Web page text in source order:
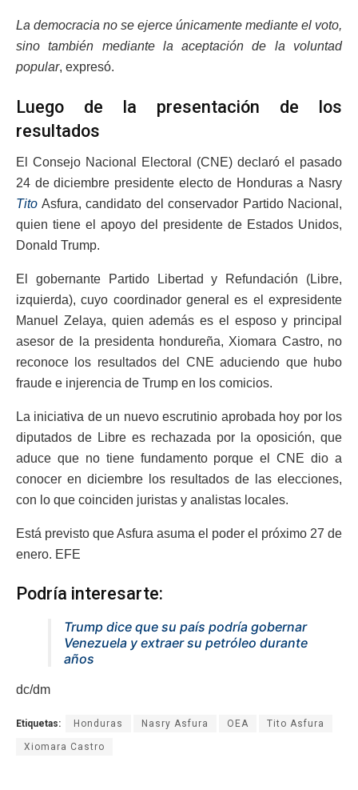
La democracia no se ejerce únicamente mediante el voto,
sino también mediante la aceptación de la voluntad
popular, expresó.
Luego de la presentación de los
resultados
El Consejo Nacional Electoral (CNE) declaró el pasado
24 de diciembre presidente electo de Honduras a Nasry
Tito Asfura, candidato del conservador Partido Nacional,
quien tiene el apoyo del presidente de Estados Unidos,
Donald Trump.
El gobernante Partido Libertad y Refundación (Libre,
izquierda), cuyo coordinador general es el expresidente
Manuel Zelaya, quien además es el esposo y principal
asesor de la presidenta hondureña, Xiomara Castro, no
reconoce los resultados del CNE aduciendo que hubo
fraude e injerencia de Trump en los comicios.
La iniciativa de un nuevo escrutinio aprobada hoy por los
diputados de Libre es rechazada por la oposición, que
aduce que no tiene fundamento porque el CNE dio a
conocer en diciembre los resultados de las elecciones,
con lo que coinciden juristas y analistas locales.
Está previsto que Asfura asuma el poder el próximo 27 de
enero. EFE
Podría interesarte:
Trump dice que su país podría gobernar
Venezuela y extraer su petróleo durante
años
dc/dm
Etiquetas: Honduras Nasry Asfura OEA Tito Asfura
Xiomara Castro